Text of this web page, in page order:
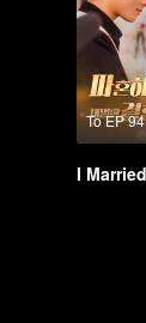
To EP 94